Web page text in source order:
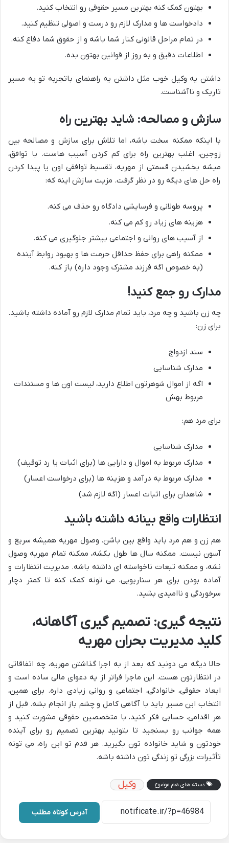
بهتون کمک کنه بهترین مسیر حقوقی رو انتخاب کنید.
دادخواست ها و مدارک لازم رو درست و اصولی تنظیم کنید.
در تمام مراحل قانونی کنار شما باشه و از حقوق شما دفاع کنه.
اطلاعات دقیق و به روز از قوانین بهتون بده.
داشتن یه وکیل خوب مثل داشتن یه راهنمای باتجربه تو یه مسیر
تاریک و ناآشناست.
سازش و مصالحه: شاید بهترین راه
با اینکه ممکنه سخت باشه، اما تلاش برای سازش و مصالحه بین
زوجین، اغلب بهترین راه برای کم کردن آسیب هاست. با توافق،
میشه بخشیدن قسمتی از مهریه، تقسیط توافقی اون یا پیدا کردن
راه حل های دیگه رو در نظر گرفت. مزیت سازش اینه که:
پروسه طولانی و فرسایشی دادگاه رو حذف می کنه.
هزینه های زیاد رو کم می کنه.
از آسیب های روانی و اجتماعی بیشتر جلوگیری می کنه.
ممکنه راهی برای حفظ حداقل حرمت ها و بهبود روابط آینده
(به خصوص اگه فرزند مشترک وجود داره) باز کنه.
مدارک رو جمع کنید!
چه زن باشید و چه مرد، باید تمام مدارک لازم رو آماده داشته باشید.
برای زن:
سند ازدواج
مدارک شناسایی
اگه از اموال شوهرتون اطلاع دارید، لیست اون ها و مستندات
مربوط بهش
برای مرد هم:
مدارک شناسایی
مدارک مربوط به اموال و دارایی ها (برای اثبات یا رد توقیف)
مدارک مربوط به درآمد و هزینه ها (برای درخواست اعسار)
شاهدان برای اثبات اعسار (اگه لازم شد)
انتظارات واقع بینانه داشته باشید
هم زن و هم مرد باید واقع بین باشن. وصول مهریه همیشه سریع و
آسون نیست. ممکنه سال ها طول بکشه، ممکنه تمام مهریه وصول
نشه، و ممکنه تبعات ناخواسته ای داشته باشه. مدیریت انتظارات و
آماده بودن برای هر سناریویی، می تونه کمک کنه تا کمتر دچار
سرخوردگی و ناامیدی بشید.
نتیجه گیری: تصمیم گیری آگاهانه،
کلید مدیریت بحران مهریه
حالا دیگه می دونید که بعد از به اجرا گذاشتن مهریه، چه اتفاقاتی
در انتظارتون هست. این ماجرا فراتر از یه دعوای مالی ساده است و
ابعاد حقوقی، خانوادگی، اجتماعی و روانی زیادی داره. برای همین،
انتخاب این مسیر باید با آگاهی کامل و چشم باز انجام بشه. قبل از
هر اقدامی، حسابی فکر کنید، با متخصصین حقوقی مشورت کنید و
همه جوانب رو بسنجید تا بتونید بهترین تصمیم رو برای آینده
خودتون و شاید خانواده تون بگیرید. هر قدم تو این راه، می تونه
تأثیرات بزرگی تو زندگی تون داشته باشه.
دسته های هم موضوع وکیل
آدرس کوتاه مطلب